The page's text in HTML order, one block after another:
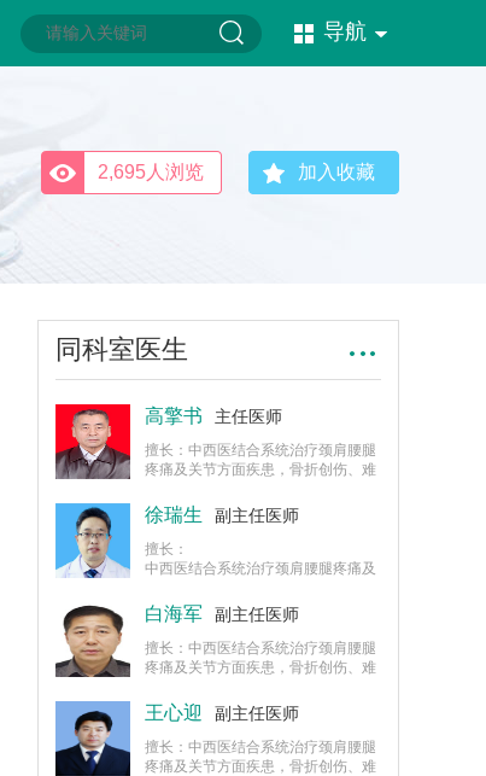
导航
加入收藏
2,695人浏览
同科室医生
高擎书 主任医师
擅长：中西医结合系统治疗颈肩腰腿
疼痛及关节方面疾患，骨折创伤、难
治，对关节病的诊断治疗有丰富的实
践经验，对退行性关节病、脊柱病包
括腰椎间盘突出症有多种切合实际的
治疗方案，在创伤骨科及晚期修复方
徐瑞生 副主任医师
擅长：
中西医结合系统治疗颈肩腰腿疼痛及
折的治疗，肢体残疾的手术矫治，对
关节病的诊断治疗有丰富的实践经
验，对退行性关节病、脊柱病包括腰
椎间盘突出症有多种切合实际的治疗
验丰富。
白海军 副主任医师
擅长：中西医结合系统治疗颈肩腰腿
疼痛及关节方面疾患，骨折创伤、难
治，对关节病的诊断治疗有丰富的实
践经验，对退行性关节病、脊柱病包
括腰椎间盘突出症有多种切合实际的
治疗方案，在创伤骨科及晚期修复方
王心迎 副主任医师
擅长：中西医结合系统治疗颈肩腰腿
疼痛及关节方面疾患，骨折创伤、难